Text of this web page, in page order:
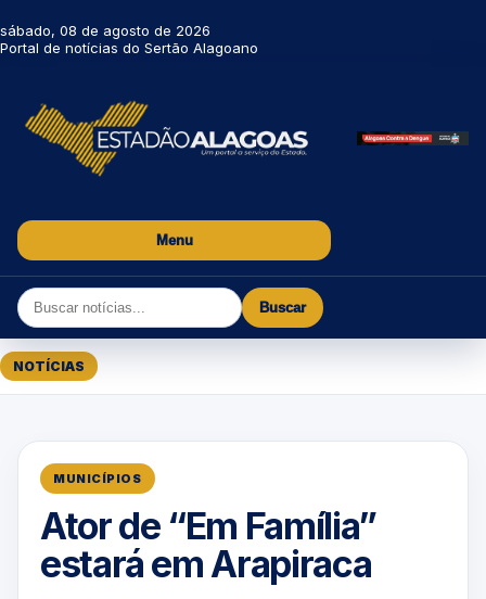
sábado, 08 de agosto de 2026
Portal de notícias do Sertão Alagoano
Menu
Buscar
NOTÍCIAS
MUNICÍPIOS
Ator de “Em Família”
estará em Arapiraca